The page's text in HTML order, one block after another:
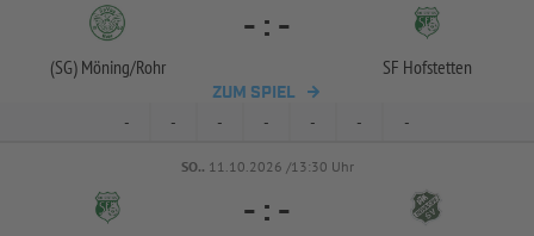
(SG) Möning/Rohr
- : -
SF Hofstetten
ZUM SPIEL
- - - - - - -
SO.. 11.10.2026 /13:30 Uhr
- : -